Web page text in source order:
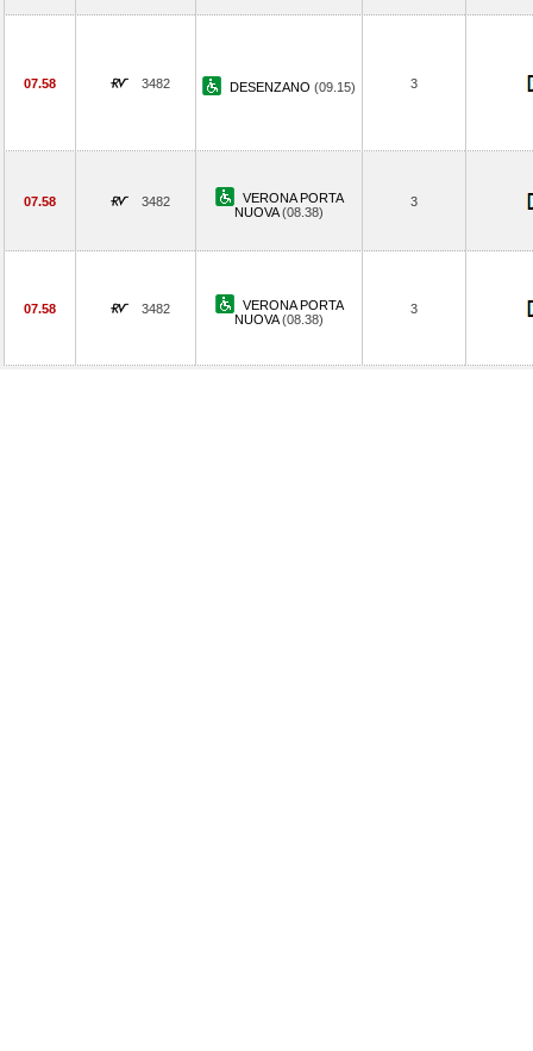
07.58 3482 DESENZANO (09.15) 3
07.58 3482
VERONA PORTA
NUOVA(08.38)
3
07.58 3482
VERONA PORTA
NUOVA(08.38)
3